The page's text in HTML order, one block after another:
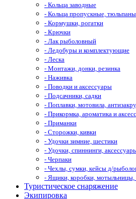
- Кольца заводные
- Кольца пропускные, тюльпаны
- Кормушки, рогатки
- Крючки
- Лак рыболовный
- Ледобуры и комплектующие
- Леска
- Монтажи, донки, резинка
- Наживка
- Поводки и аксессуары
- Подсачники, садки
- Поплавки, мотовила,
- Прикормка, ароматика и
- Приманки
- Сторожки, кивки
- Удочки зимние, шестики
- Удочки, спиннинги,
- Черпаки
- Чехлы, сумки, кейсы д/
- Ящики, коробки,
Туристическое снаряжение
Экипировка